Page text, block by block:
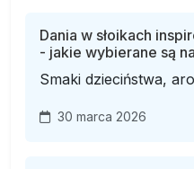
Dania w słoikach
- jakie wybierane są
Smaki dzieciństwa,
30 marca 2026